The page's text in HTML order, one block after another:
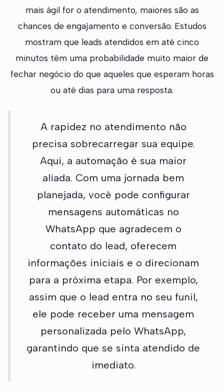
mais ágil for o atendimento, maiores são as
chances de engajamento e conversão. Estudos
mostram que leads atendidos em até cinco
minutos têm uma probabilidade muito maior de
fechar negócio do que aqueles que esperam horas
ou até dias para uma resposta.
A rapidez no atendimento não
precisa sobrecarregar sua equipe.
Aqui, a automação é sua maior
aliada. Com uma jornada bem
planejada, você pode configurar
mensagens automáticas no
WhatsApp que agradecem o
contato do lead, oferecem
informações iniciais e o direcionam
para a próxima etapa. Por exemplo,
assim que o lead entra no seu funil,
ele pode receber uma mensagem
personalizada pelo WhatsApp,
garantindo que se sinta atendido de
imediato.